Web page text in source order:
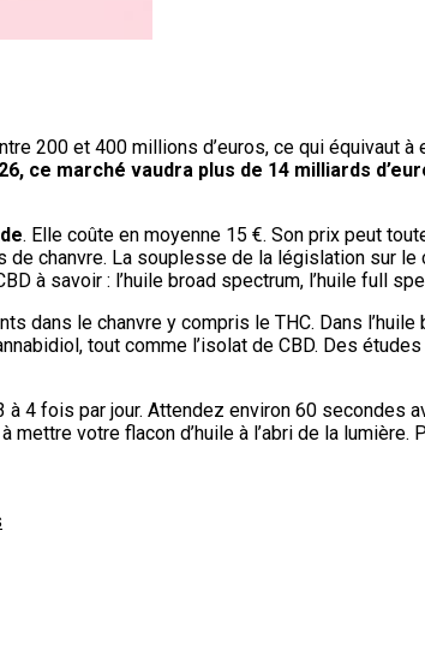
200 et 400 millions d’euros, ce qui équivaut
ce marché vaudra plus de 14 milliards
. Elle coûte en moyenne 15 €. Son prix peut
chanvre. La souplesse de la législation sur
à savoir : l’huile broad spectrum, l’huile full
dans le chanvre y compris le THC. Dans
tout comme l’isolat de CBD. Des
4 fois par jour. Attendez environ 60 secondes
votre flacon d’huile à l’abri de la